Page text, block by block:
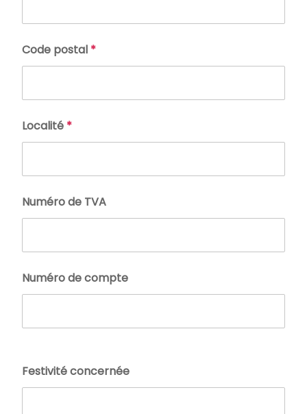
Code postal *
Localité *
Numéro de TVA
Numéro de compte
Festivité concernée